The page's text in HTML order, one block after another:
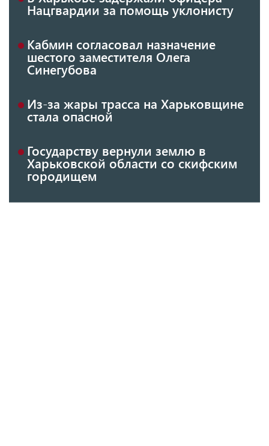
Нацгвардии за помощь уклонисту
Кабмин согласовал назначение
шестого заместителя Олега
Синегубова
Из-за жары трасса на Харьковщине
стала опасной
Государству вернули землю в
Харьковской области со скифским
городищем